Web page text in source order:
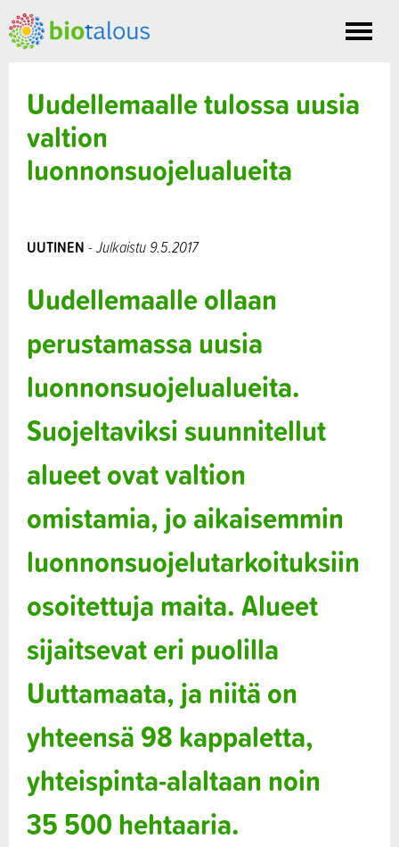
Toggle
Uudellemaalle tulossa uusia
valtion
luonnonsuojelualueita
UUTINEN - Julkaistu 9.5.2017
Uudellemaalle ollaan
perustamassa uusia
luonnonsuojelualueita.
Suojeltaviksi suunnitellut
alueet ovat valtion
omistamia, jo aikaisemmin
luonnonsuojelutarkoituksiin
osoitettuja maita. Alueet
sijaitsevat eri puolilla
Uuttamaata, ja niitä on
yhteensä 98 kappaletta,
yhteispinta-alaltaan noin
35 500 hehtaaria.